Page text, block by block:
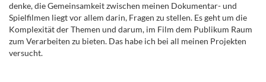
denke, die Gemeinsamkeit zwischen meinen Dokumentar- und
Spielfilmen liegt vor allem darin, Fragen zu stellen. Es geht um die
Komplexität der Themen und darum, im Film dem Publikum Raum
zum Verarbeiten zu bieten. Das habe ich bei all meinen Projekten
versucht.